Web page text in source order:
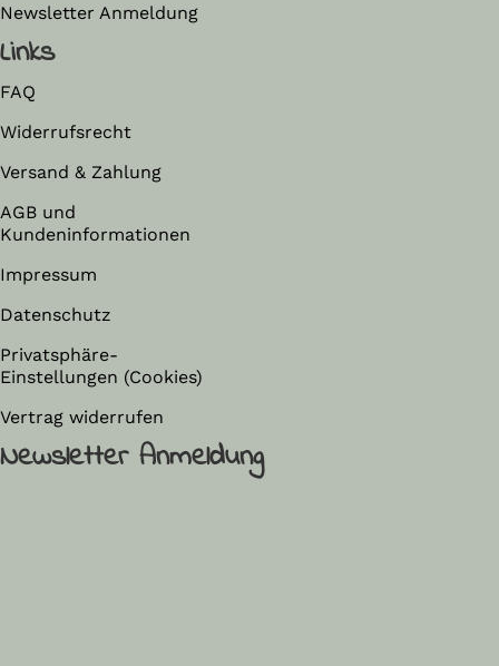
Newsletter Anmeldung
Links
FAQ
Widerrufsrecht
Versand & Zahlung
AGB und
Kundeninformationen
Impressum
Datenschutz
Privatsphäre-
Einstellungen (Cookies)
Vertrag widerrufen
Newsletter Anmeldung